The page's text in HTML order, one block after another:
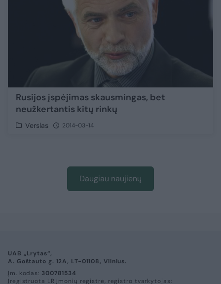
Rusijos įspėjimas skausmingas, bet
neužkertantis kitų rinkų
Verslas 2014-03-14
Daugiau naujienų
UAB „Lrytas“,
A. Goštauto g. 12A, LT-01108, Vilnius.
Įm. kodas: 300781534
Įregistruota LR įmonių registre, registro tvarkytojas: